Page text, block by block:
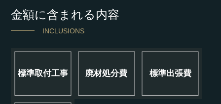
金額に含まれる内容
INCLUSIONS
標準取付工事 廃材処分費 標準出張費